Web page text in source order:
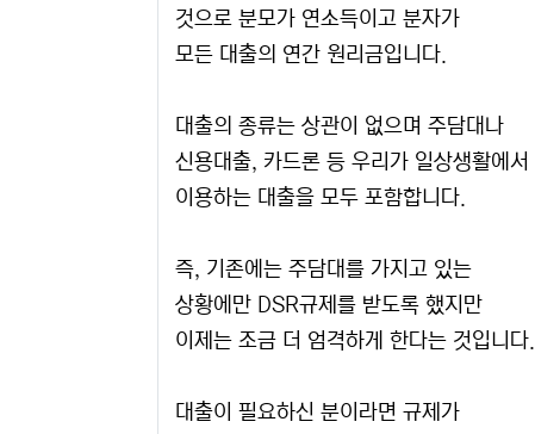
것으로 분모가 연소득이고 분자가
모든 대출의 연간 원리금입니다.
대출의 종류는 상관이 없으며 주담대나
신용대출, 카드론 등 우리가 일상생활에서
이용하는 대출을 모두 포함합니다.
즉, 기존에는 주담대를 가지고 있는
상황에만 DSR규제를 받도록 했지만
이제는 조금 더 엄격하게 한다는 것입니다.
대출이 필요하신 분이라면 규제가